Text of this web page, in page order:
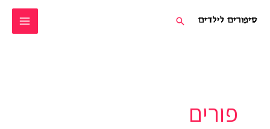
לתוכן
חיפוש
פורים